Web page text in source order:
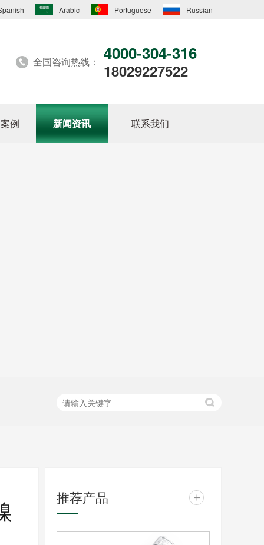
Arabic Portuguese Russian
全国咨询热线： 4000-304-316
18029227522
例 新闻资讯 联系我们
推荐产品 +